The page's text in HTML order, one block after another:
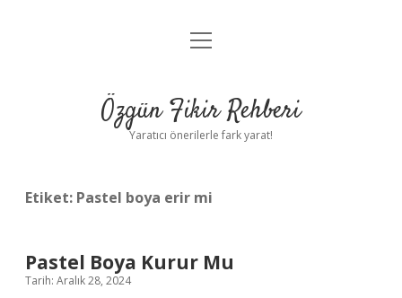
Gizlilik Politikası
Yasal Uyarı
menüyü
Özgün Fikir Rehberi
Yaratıcı önerilerle fark yarat!
Etiket: Pastel boya erir mi
Pastel Boya Kurur Mu
Tarih: Aralık 28, 2024